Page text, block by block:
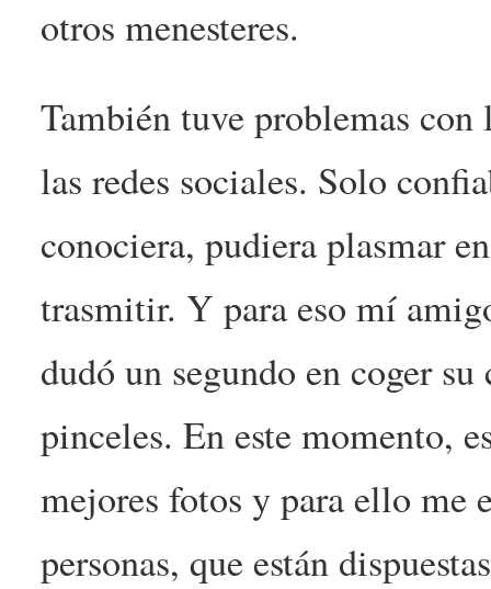
otros menesteres.
También tuve problemas
las redes sociales. Solo
conociera, pudiera plasmar
trasmitir. Y para eso mí
dudó un segundo en coger
pinceles. En este momento,
mejores fotos y para ello me
personas, que están